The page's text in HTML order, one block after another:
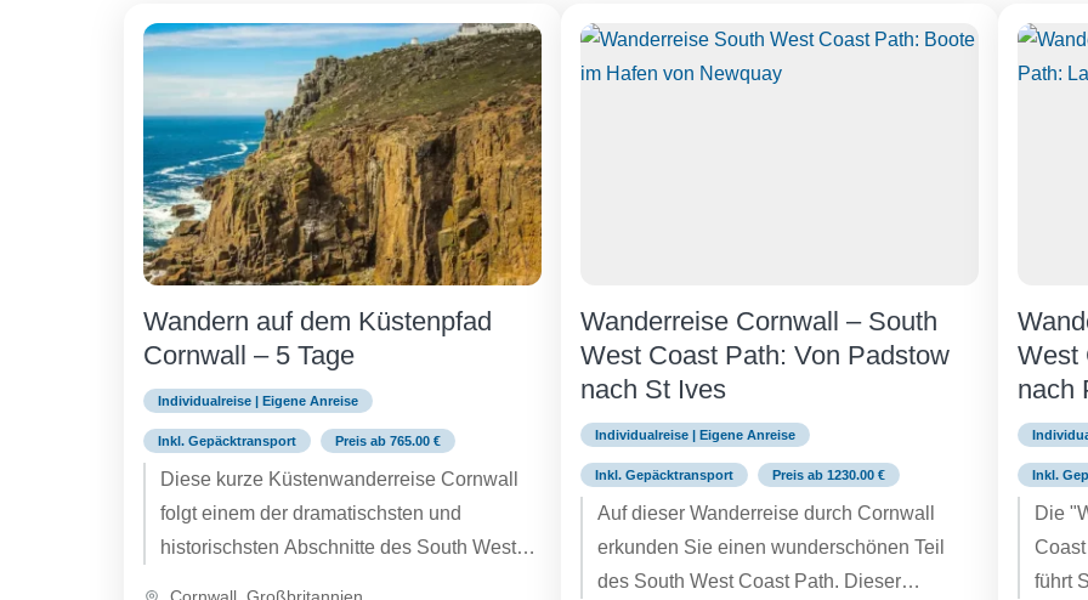
Wandern auf dem Küstenpfad
Cornwall – 5 Tage
Individualreise | Eigene Anreise
Inkl. Gepäcktransport Preis ab 765.00 €
Diese kurze Küstenwanderreise Cornwall
folgt einem der dramatischsten und
historischsten Abschnitte des South West
Wanderreise Cornwall – South
West Coast Path: Von Padstow
nach St Ives
Individualreise | Eigene Anreise
Inkl. Gepäcktransport Preis ab 1230.00 €
Auf dieser Wanderreise durch Cornwall
erkunden Sie einen wunderschönen Teil
des South West Coast Path. Dieser
West
nach
Inkl.
Die
führt